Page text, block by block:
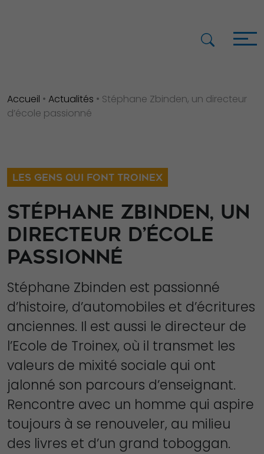
Accueil • Actualités • Stéphane Zbinden, un directeur
d’école passionné
LES GENS QUI FONT TROINEX
STÉPHANE ZBINDEN, UN
DIRECTEUR D’ÉCOLE
PASSIONNÉ
Stéphane Zbinden est passionné
d’histoire, d’automobiles et d’écritures
anciennes. Il est aussi le directeur de
l’Ecole de Troinex, où il transmet les
valeurs de mixité sociale qui ont
jalonné son parcours d’enseignant.
Rencontre avec un homme qui aspire
toujours à se renouveler, au milieu
des livres et d’un grand toboggan.